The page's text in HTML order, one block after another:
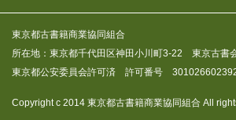
東京都古書籍商業協同組合
所在地：東京都千代田区神田小川町3-22 東京古書
東京都公安委員会許可済 許可番号
Copyright c 2014 東京都古書籍商業協同組合 All